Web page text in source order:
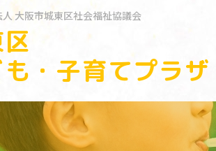
人大阪市城東区社会福祉協議会
・子育てプラザ